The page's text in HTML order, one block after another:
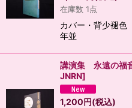
在庫数 1点
カバー・背少褪
年並
講演集 永遠の福
JNRN]
1,200 円(税込)